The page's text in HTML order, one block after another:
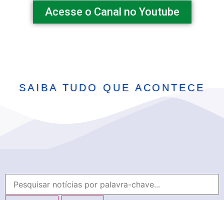
Acesse o Canal no Youtube
SAIBA TUDO QUE ACONTECE